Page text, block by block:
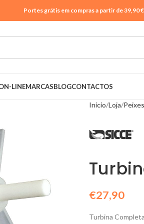
Portes grátis em compras a partir de 39,90 €
LINEMARCASBLOGCONTACTOS
Início Loja Peixes
€27,90
Turbina